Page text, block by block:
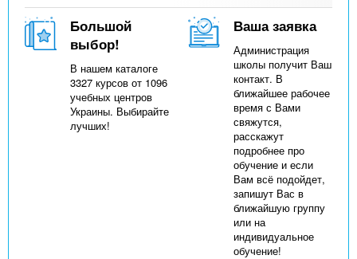
Большой
выбор!
В нашем каталоге
3327 курсов от 1096
учебных центров
Украины. Выбирайте
лучших!
Ваша заявка
Администрация
школы получит Ваш
контакт. В
ближайшее рабочее
время с Вами
свяжутся,
расскажут
подробнее про
обучение и если
Вам всё подойдет,
запишут Вас в
ближайшую группу
или на
индивидуальное
обучение!